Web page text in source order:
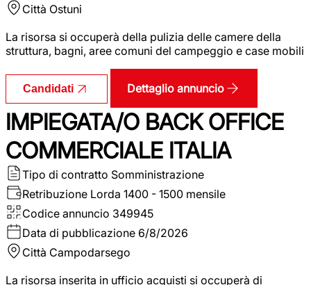
Città Ostuni
La risorsa si occuperà della pulizia delle camere della
struttura, bagni, aree comuni del campeggio e case mobili
Candidati Dettaglio annuncio
IMPIEGATA/O BACK OFFICE
COMMERCIALE ITALIA
Tipo di contratto Somministrazione
Retribuzione Lorda 1400 - 1500 mensile
Codice annuncio 349945
Data di pubblicazione 6/8/2026
Città Campodarsego
La risorsa inserita in ufficio acquisti si occuperà di